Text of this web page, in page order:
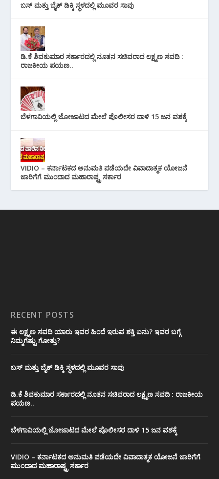
ಬಸ್ ಮತ್ತು ಬೈಕ್ ಡಿಕ್ಕಿ ಸ್ಥಳದಲ್ಲಿ ಮೂವರ ಸಾವು
ಡಿ.ಕೆ ಶಿವಕುಮಾರ ಸರ್ಕಾರದಲ್ಲಿ ನೂತನ ಸಚಿವರಾದ ಲಕ್ಷ್ಮಣ ಸವದಿ :
ರಾಜಕೀಯ ಪಯಣ..
ಬೆಳಗಾವಿಯಲ್ಲಿ ಜೋಜಾಟದ ಮೇಲೆ ಪೊಲೀಸರ ದಾಳಿ 15 ಜನ ವಶಕ್ಕೆ
VIDIO – ಕರ್ನಾಟಕದ ಅನುಮತಿ ಪಡೆಯದೇ ವಿವಾದಾತ್ಮಕ ಯೋಜನೆ
ಜಾರಿಗೆಗೆ ಮುಂದಾದ ಮಹಾರಾಷ್ಟ್ರ ಸರ್ಕಾರ
RECENT POSTS
ಈ ಲಕ್ಷ್ಮಣ ಸವದಿ ಯಾರು ಇವರ ಹಿಂದೆ ಇರುವ ಶಕ್ತಿ ಏನು? ಇವರ ಬಗ್ಗೆ
ನಿಮ್ಮಗೆಷ್ಟು ಗೋತ್ತು?
ಬಸ್ ಮತ್ತು ಬೈಕ್ ಡಿಕ್ಕಿ ಸ್ಥಳದಲ್ಲಿ ಮೂವರ ಸಾವು
ಡಿ.ಕೆ ಶಿವಕುಮಾರ ಸರ್ಕಾರದಲ್ಲಿ ನೂತನ ಸಚಿವರಾದ ಲಕ್ಷ್ಮಣ ಸವದಿ : ರಾಜಕೀಯ
ಪಯಣ..
ಬೆಳಗಾವಿಯಲ್ಲಿ ಜೋಜಾಟದ ಮೇಲೆ ಪೊಲೀಸರ ದಾಳಿ 15 ಜನ ವಶಕ್ಕೆ
VIDIO – ಕರ್ನಾಟಕದ ಅನುಮತಿ ಪಡೆಯದೇ ವಿವಾದಾತ್ಮಕ ಯೋಜನೆ ಜಾರಿಗೆಗೆ
ಮುಂದಾದ ಮಹಾರಾಷ್ಟ್ರ ಸರ್ಕಾರ